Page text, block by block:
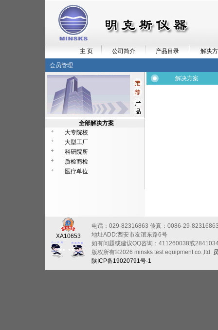
主 页 公司简介 产品目录 解决
会员管理
全部解决方案
大专院校
大型工厂
科研院所
质检商检
医疗单位
解决方案
XA10653
电话：029-82316863 传真：0086-29-
地址ADD:西安市友谊东路6号
如有问题或建议QQ咨询：411260038或
版权所有©2026 minsks test equipment co.,ltd.
陕ICP备19020791号-1